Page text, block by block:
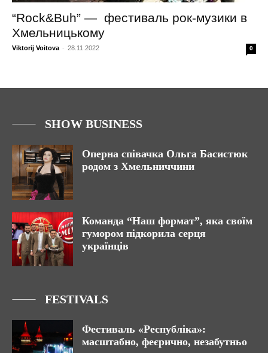
“Rock&Buh” — фестиваль рок-музики в
Хмельницькому
Viktorij Voitova - 28.11.2022 0
SHOW BUSINESS
Оперна співачка Ольга Басистюк
родом з Хмельниччини
Команда “Наш формат”, яка своїм
гумором підкорила серця
українців
FESTIVALS
Фестиваль «Республіка»:
масштабно, феєрично, незабутньо